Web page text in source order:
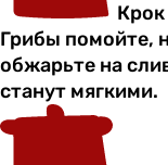
Крок
Грибы помойте,
обжарьте на
станут мягкими.